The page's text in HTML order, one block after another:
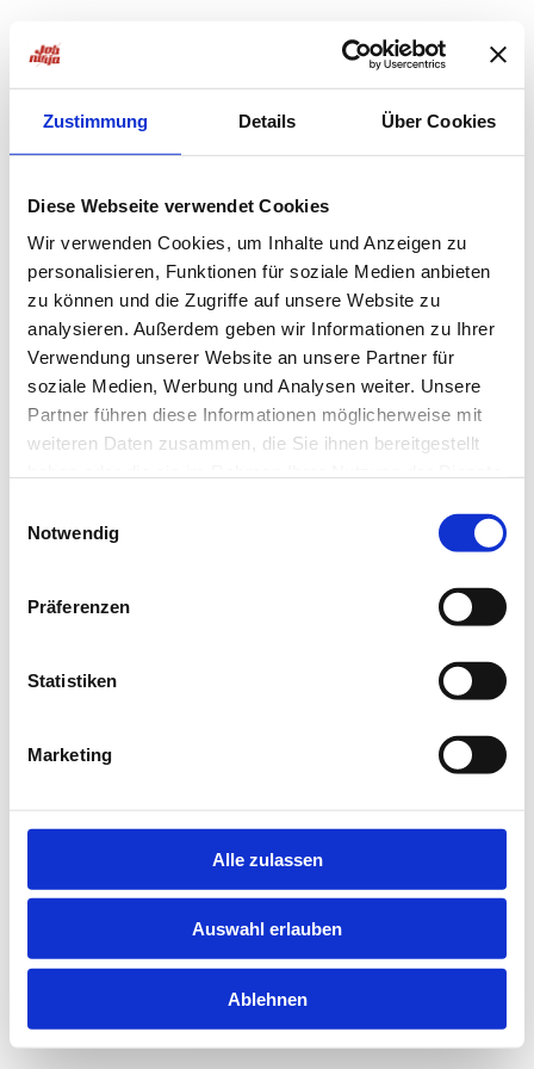
Zustimmung Details Über Cookies
Diese Webseite verwendet Cookies
Wir verwenden Cookies, um Inhalte und Anzeigen zu
personalisieren, Funktionen für soziale Medien anbieten
zu können und die Zugriffe auf unsere Website zu
analysieren. Außerdem geben wir Informationen zu Ihrer
Verwendung unserer Website an unsere Partner für
soziale Medien, Werbung und Analysen weiter. Unsere
Partner führen diese Informationen möglicherweise mit
weiteren Daten zusammen, die Sie ihnen bereitgestellt
Notwendig
Präferenzen
Statistiken
Marketing
Alle zulassen
Auswahl erlauben
Ablehnen
loadingjobninja.com
for more